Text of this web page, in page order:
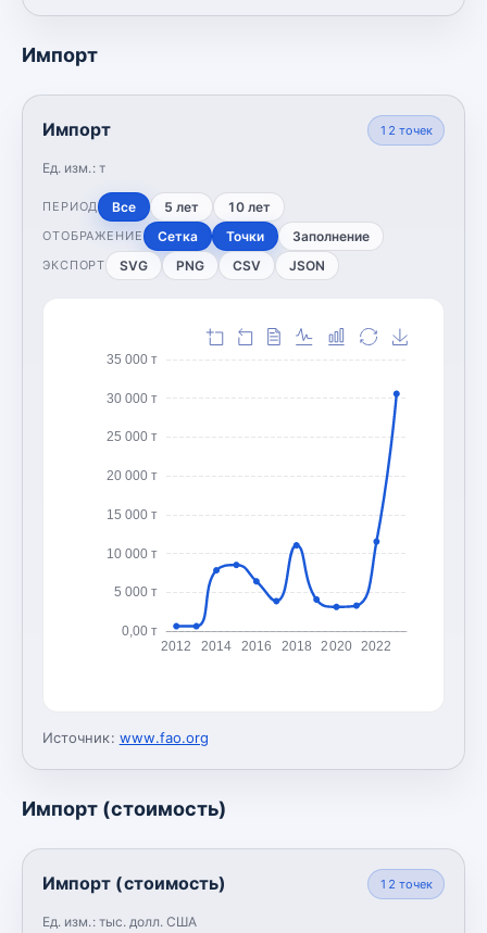
Импорт
Импорт
Ед. изм.: т
12 точек
ПЕРИОД Все 5 лет 10 лет
ОТОБРАЖЕНИЕ Сетка Точки Заполнение
ЭКСПОРТ SVG PNG CSV JSON
0,00 т
5 000 т
10 000 т
15 000 т
20 000 т
25 000 т
30 000 т
35 000 т
2012 2014 2016 2018 2020 2022
Источник: www.fao.org
Импорт (стоимость)
Импорт (стоимость)
Ед. изм.: тыс. долл. США
12 точек